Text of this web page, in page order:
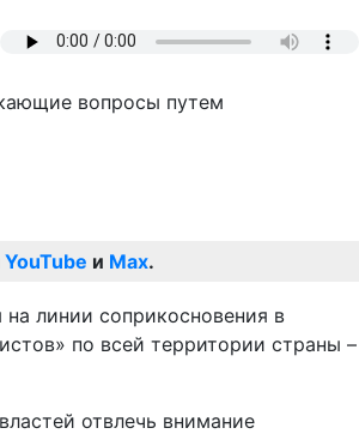
вопросы путем
YouTube и Max.
линии соприкосновения в
по всей территории страны –
отвлечь внимание